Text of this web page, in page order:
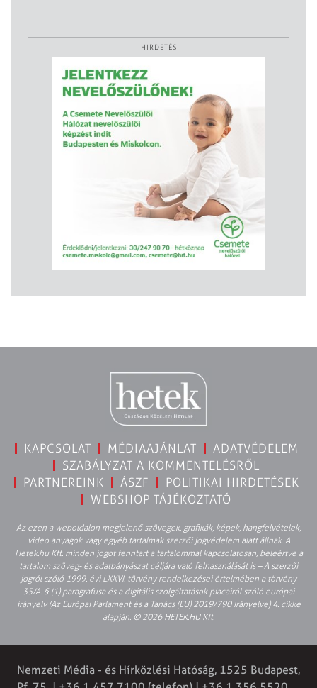
HIRDETÉS
KAPCSOLAT MÉDIAAJÁNLAT
ADATVÉDELEM
SZABÁLYZAT A KOMMENTELÉSRŐL
PARTNEREINK
ÁSZF
POLITIKAI HIRDETÉSEK
WEBSHOP TÁJÉKOZTATÓ
Az ezen a weboldalon megjelenő szövegek, grafikák, képek, hangfelvételek,
video anyagok vagy egyéb tartalmak szerzői jogvédelem alatt állnak. A
Hetek.hu Kft. minden jogot fenntart a tartalommal kapcsolatosan, beleértve a
tartalom szöveg- és adatbányászat céljára való felhasználását is – A szerzői
jogról szóló 1999. évi LXXVI. törvény rendelkezései értelmében a törvény
35/A. § (1) paragrafusa és a digitális szolgáltatások piacairól szóló európai
irányelv (Az Európai Parlament és a Tanács (EU) 2019/790 Irányelve) 4. cikke
alapján. © 2026 HETEK.HU Kft.
Nemzeti Média - és Hírközlési Hatóság, 1525 Budapest,